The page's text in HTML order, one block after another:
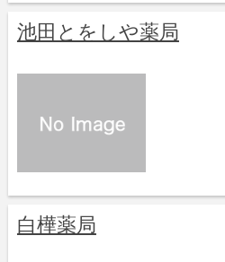
池田とをしや薬局
白樺薬局